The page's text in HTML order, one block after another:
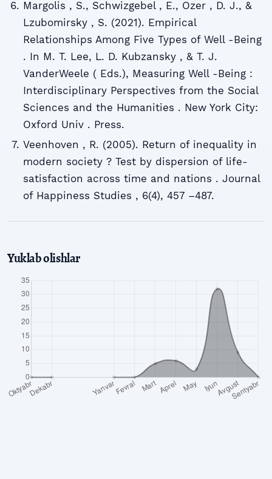
Margolis , S., Schwizgebel , E., Ozer , D. J., &
Lzubomirsky , S. (2021). Empirical
Relationships Among Five Types of Well -Being
. In M. T. Lee, L. D. Kubzansky , & T. J.
VanderWeele ( Eds.), Measuring Well -Being :
Interdisciplinary Perspectives from the Social
Sciences and the Humanities . New York City:
Oxford Univ . Press.
Veenhoven , R. (2005). Return of inequality in
modern society ? Test by dispersion of life-
satisfaction across time and nations . Journal
of Happiness Studies , 6(4), 457 –487.
Yuklab olishlar